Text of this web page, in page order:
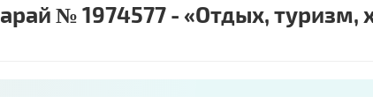
№ 1974577 - «Отдых, туризм,